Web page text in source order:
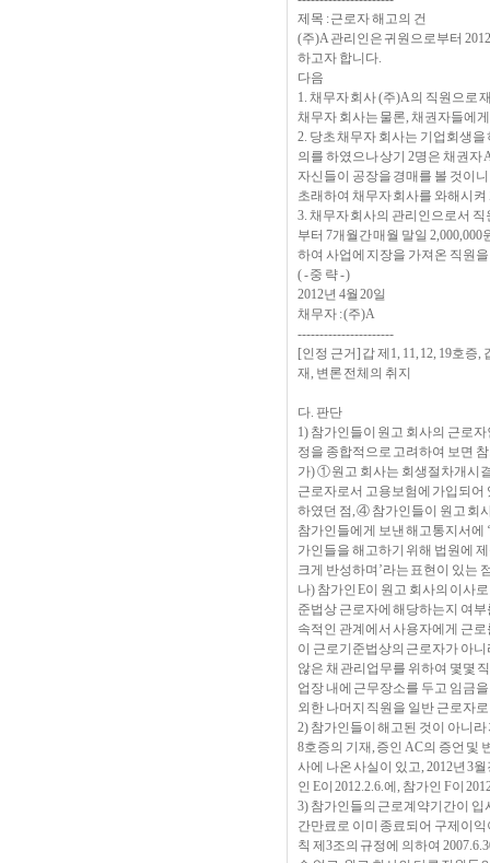
제목 : 근로자 해고의 건
(주)A 관리인은 귀원으로부터
하고자 합니다.
다음
1. 채무자 회사 (주)A의 직원으로
채무자 회사는 물론, 채권자들에
2. 당초 채무자 회사는 기업회생
의를 하였으나 상기 2명은 채권
자신들이 공장을 경매를 볼 것이
초래하여 채무자 회사를 와해시
3. 채무자 회사의 관리인으로서 직
부터 7개월간 매월 말일
하여 사업에 지장을 가져온 직원
( - 중 략 - )
2012년 4월 20일
채무자 : (주)A
----------------------
[인정 근거] 갑 제1, 11, 12, 19호증,
재, 변론 전체의 취지
다. 판단
1) 참가인들이 원고 회사의 근로
정을 종합적으로 고려하여 보면
가) ① 원고 회사는 회생절차개시
근로자로서 고용보험에 가입되
하였던 점, ④ 참가인들이 원고 회
참가인들에게 보낸 해고통지서에
가인들을 해고하기 위해 법원에
크게 반성하며’라는 표현이 있는
나) 참가인 E이 원고 회사의 이사
준법상 근로자에 해당하는지 여
속적인 관계에서 사용자에게 근
이 근로기준법상의 근로자가 아
않은 채 관리업무를 위하여 몇몇
업장 내에 근무장소를 두고 임금
외한 나머지 직원을 일반 근로자
2) 참가인들이 해고된 것이 아니
8호증의 기재, 증인 AC의 증언 및
사에 나온 사실이 있고, 2012년 3
인 E이 2012.2.6.에, 참가인 F이
3) 참가인들의 근로계약기간이 입
간만료로 이미 종료되어 구제이
칙 제3조의 규정에 의하여